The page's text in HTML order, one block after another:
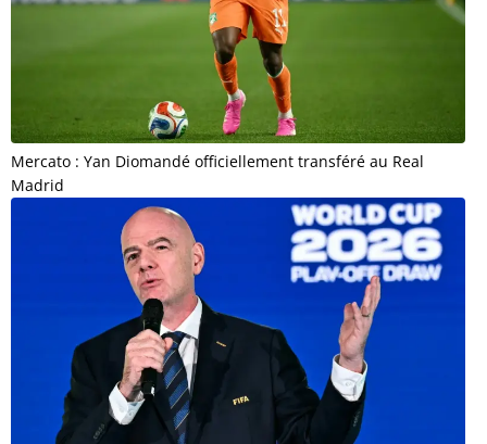
Mercato : Yan Diomandé officiellement transféré au Real
Madrid